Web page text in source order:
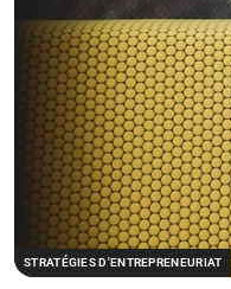
STRATÉGIES D'ENTREPRENEURIAT